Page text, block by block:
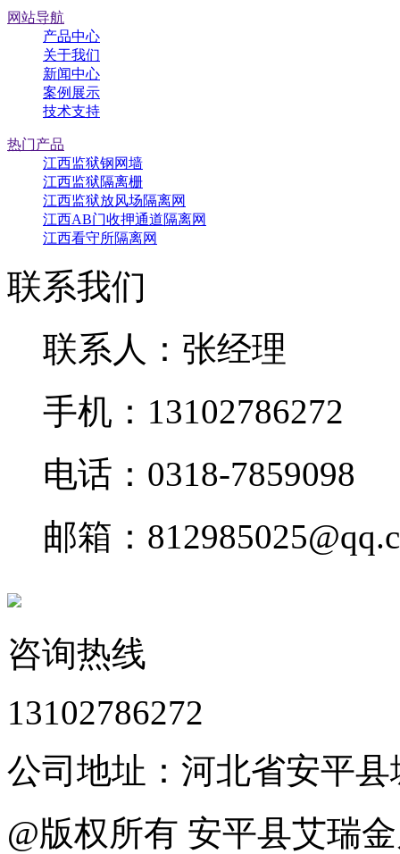
网站导航
产品中心
关于我们
新闻中心
案例展示
技术支持
热门产品
江西监狱钢网墙
江西监狱隔离栅
江西监狱放风场隔离网
江西AB门收押通道隔离网
江西看守所隔离网
联系我们
联系人：张经理
手机：13102786272
电话：0318-7859098
邮箱：
咨询热线
13102786272
公司地址：河北省安平
@版权所有 安平县艾瑞